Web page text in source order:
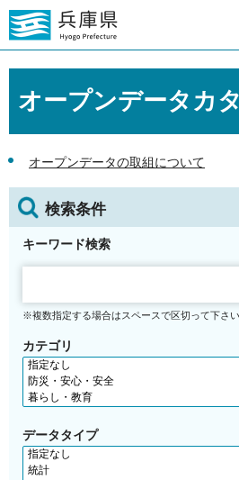
オープンデータカ
オープンデータの取組について
検索条件
キーワード検索
※複数指定する場合はスペースで区切って下さい
カテゴリ
データタイプ